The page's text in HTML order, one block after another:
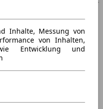
Inhalte, Messung von
von Inhalten,
Entwicklung und